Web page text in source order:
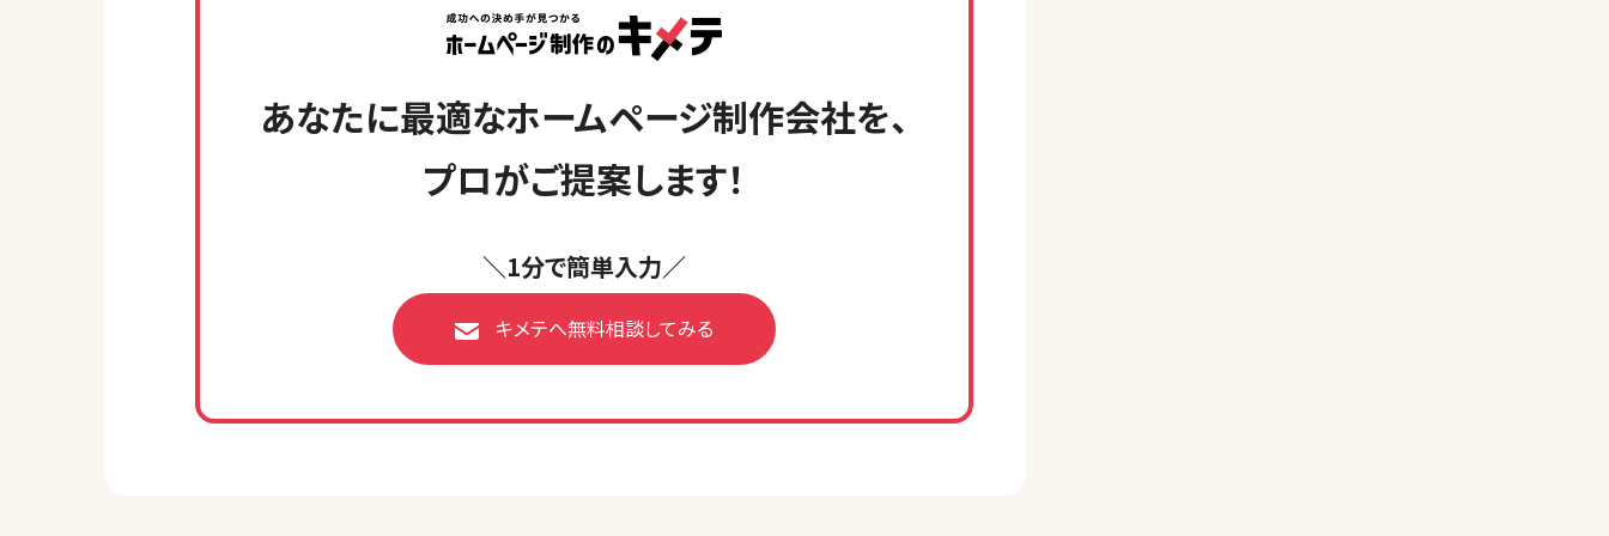
あなたに最適なホームページ制作会社を、
プロがご提案します！
＼1分で簡単入力／
キメテへ無料相談してみる